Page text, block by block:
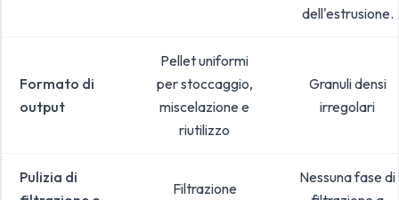
dell'estrusione.
Formato di
output
Pellet uniformi
per stoccaggio,
miscelazione e
riutilizzo
Granuli densi
irregolari
Pulizia di
Filtrazione
Nessuna fase di